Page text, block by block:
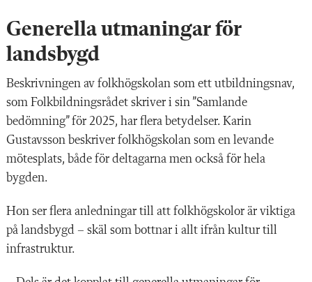
Generella utmaningar för
landsbygd
Beskrivningen av folkhögskolan som ett utbildningsnav,
som Folkbildningsrådet skriver i sin ”Samlande
bedömning” för 2025, har flera betydelser. Karin
Gustavsson beskriver folkhögskolan som en levande
mötesplats, både för deltagarna men också för hela
bygden.
Hon ser flera anledningar till att folkhögskolor är viktiga
på landsbygd – skäl som bottnar i allt ifrån kultur till
infrastruktur.